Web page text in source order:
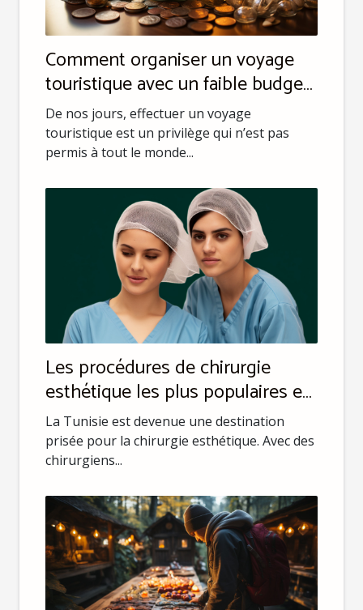
Comment organiser un voyage
touristique avec un faible budget
?
De nos jours, effectuer un voyage
touristique est un privilège qui n’est pas
permis à tout le monde...
Les procédures de chirurgie
esthétique les plus populaires en
Tunisie
La Tunisie est devenue une destination
prisée pour la chirurgie esthétique. Avec des
chirurgiens...